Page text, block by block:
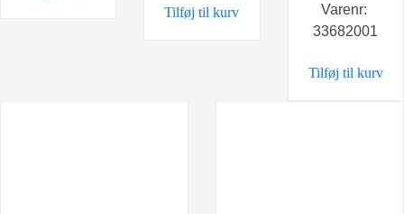
Tilføj til kurv
pris
var:
er:
Varenr:
33682001
Tilføj til kurv